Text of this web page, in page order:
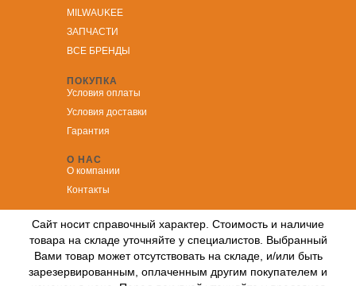
MILWAUKEE
ЗАПЧАСТИ
ВСЕ БРЕНДЫ
ПОКУПКА
Условия оплаты
Условия доставки
Гарантия
О НАС
О компании
Контакты
Сайт носит справочный характер. Стоимость и наличие
товара на складе уточняйте у специалистов. Выбранный
Вами товар может отсутствовать на складе, и/или быть
зарезервированным, оплаченным другим покупателем и